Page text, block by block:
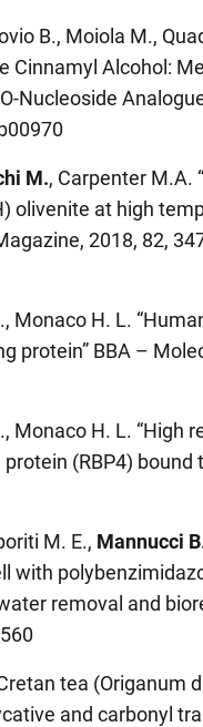
B., Moiola M.,
Cinnamyl Alcohol:
Nucleoside
M., Carpenter M.A.
olivenite at high
2018, 82,
Monaco H. L.
protein” BBA –
Monaco H. L. “High
(RBP4) bound
M. E., Mannucci
with
removal and
tea (Origanum
and carbonyl